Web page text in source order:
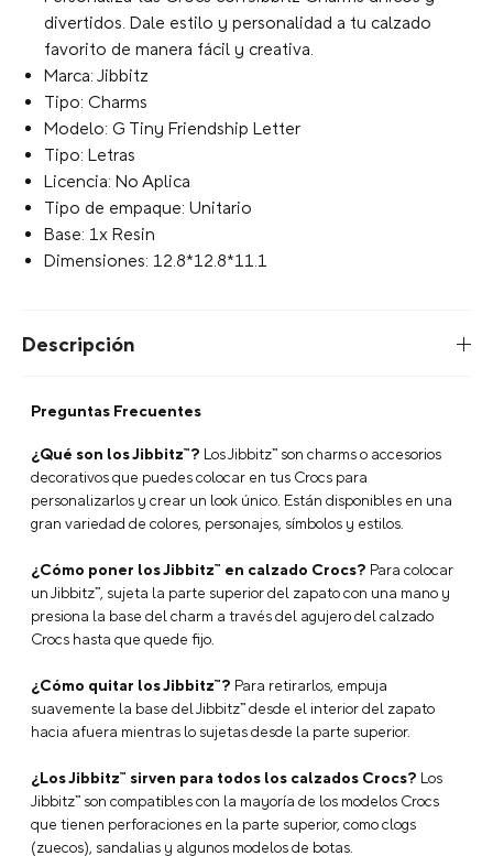
divertidos. Dale estilo y personalidad a tu calzado
favorito de manera fácil y creativa.
Marca: Jibbitz
Tipo: Charms
Modelo: G Tiny Friendship Letter
Tipo: Letras
Licencia: No Aplica
Tipo de empaque: Unitario
Base: 1x Resin
Dimensiones: 12.8*12.8*11.1
Descripción
Preguntas Frecuentes
¿Qué son los Jibbitz™? Los Jibbitz™ son charms o accesorios
decorativos que puedes colocar en tus Crocs para
personalizarlos y crear un look único. Están disponibles en una
gran variedad de colores, personajes, símbolos y estilos.
¿Cómo poner los Jibbitz™ en calzado Crocs? Para colocar
un Jibbitz™, sujeta la parte superior del zapato con una mano y
presiona la base del charm a través del agujero del calzado
Crocs hasta que quede fijo.
¿Cómo quitar los Jibbitz™? Para retirarlos, empuja
suavemente la base del Jibbitz™ desde el interior del zapato
hacia afuera mientras lo sujetas desde la parte superior.
¿Los Jibbitz™ sirven para todos los calzados Crocs? Los
Jibbitz™ son compatibles con la mayoría de los modelos Crocs
que tienen perforaciones en la parte superior, como clogs
(zuecos), sandalias y algunos modelos de botas.